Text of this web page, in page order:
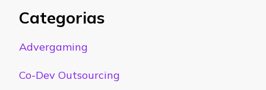
Categorias
Advergaming
Co-Dev Outsourcing